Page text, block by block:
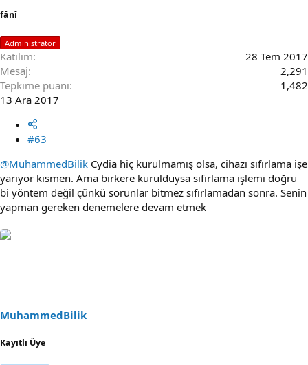
fânî
Administrator
Katılım
28 Tem 2017
Mesaj
2,291
Tepkime puanı
1,482
13 Ara 2017
#63
@MuhammedBilik Cydia hiç kurulmamış olsa, cihazı sıfırlama işe
yarıyor kısmen. Ama birkere kurulduysa sıfırlama işlemi doğru
bi yöntem değil çünkü sorunlar bitmez sıfırlamadan sonra. Senin
yapman gereken denemelere devam etmek
MuhammedBilik
Kayıtlı Üye